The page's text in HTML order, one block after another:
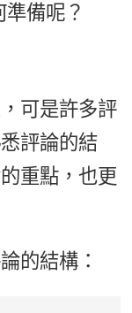
備呢？
可是許多評
評論的結
重點，也更
的結構：